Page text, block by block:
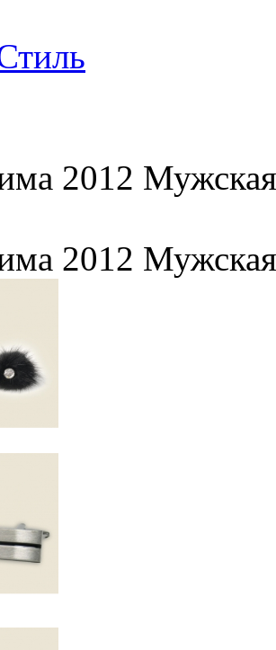
2012
2012